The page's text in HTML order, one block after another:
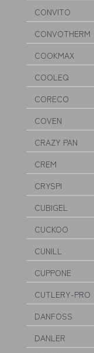
CONVITO
CONVOTHERM
COOKMAX
COOLEQ
CORECO
COVEN
CRAZY PAN
CREM
CRYSPI
CUBIGEL
CUCKOO
CUNILL
CUPPONE
CUTLERY-PRO
DANFOSS
DANLER